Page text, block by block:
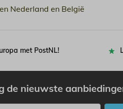
Nederland en België
met PostNL!
de nieuwste